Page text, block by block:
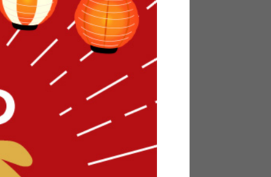
でさらにくつろげる時間を提供してくれます。
うれしい座椅子スタイルで座りやすく。シン
と、サイズは1Pと一人暮らしでも置きやすい